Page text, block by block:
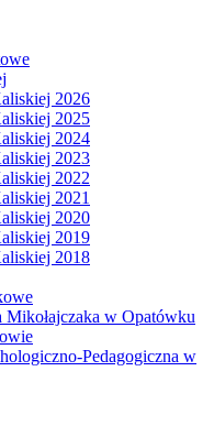
2026
2025
2024
2023
2022
2021
2020
2019
2018
Mikołajczaka w Opatówku
Pedagogiczna w